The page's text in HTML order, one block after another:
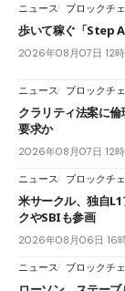
ニュース ブロックチ
歩いて稼ぐ「Step
2026年08月07日 12
ニュース ブロックチ
クラリティ法案に
要求か
2026年08月07日 12
ニュース ブロックチ
米サークル、独自
クやSBIも参画
2026年08月06日 16
ニュース ブロックチ